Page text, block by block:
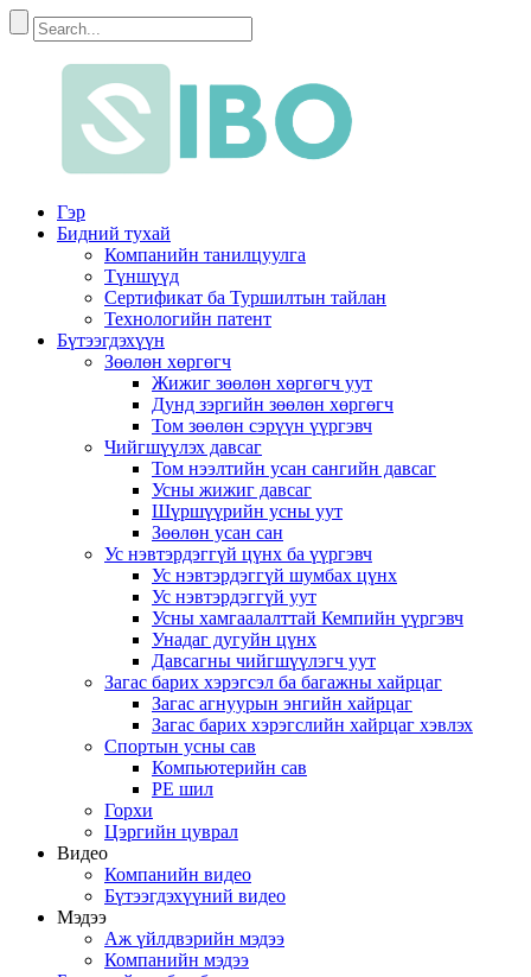
Гэр
Бидний тухай
Компанийн танилцуулга
Түншүүд
Сертификат ба Туршилтын тайлан
Технологийн патент
Бүтээгдэхүүн
Зөөлөн хөргөгч
Жижиг зөөлөн хөргөгч уут
Дунд зэргийн зөөлөн хөргөгч
Том зөөлөн сэрүүн үүргэвч
Чийгшүүлэх давсаг
Том нээлтийн усан сангийн давсаг
Усны жижиг давсаг
Шүршүүрийн усны уут
Зөөлөн усан сан
Ус нэвтэрдэггүй цүнх ба үүргэвч
Ус нэвтэрдэггүй шумбах цүнх
Ус нэвтэрдэггүй уут
Усны хамгаалалттай Кемпийн үүргэвч
Унадаг дугуйн цүнх
Давсагны чийгшүүлэгч уут
Загас барих хэрэгсэл ба багажны хайрцаг
Загас агнуурын энгийн хайрцаг
Загас барих хэрэгслийн хайрцаг хэвлэх
Спортын усны сав
Компьютерийн сав
PE шил
Горхи
Цэргийн цуврал
Видео
Компанийн видео
Бүтээгдэхүүний видео
Мэдээ
Аж үйлдвэрийн мэдээ
Компанийн мэдээ